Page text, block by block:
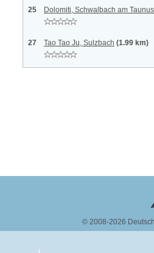
25 Dolomiti, Schwalbach am Taunus
27 Tao Tao Ju, Sulzbach (1.99 km)
© 2008-2026